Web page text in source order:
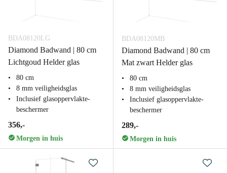
BDA08120LG
Diamond Badwand | 80 cm
Lichtgoud Helder glas
80 cm
8 mm veiligheidsglas
Inclusief glasoppervlakte-
beschermer
356,-
Morgen in huis
BDA08120MB
Diamond Badwand | 80 cm
Mat zwart Helder glas
80 cm
8 mm veiligheidsglas
Inclusief glasoppervlakte-
beschermer
289,-
Morgen in huis